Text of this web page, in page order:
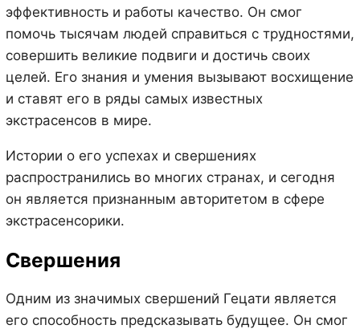
эффективность и работы качество. Он смог
помочь тысячам людей справиться с трудностями,
совершить великие подвиги и достичь своих
целей. Его знания и умения вызывают восхищение
и ставят его в ряды самых известных
экстрасенсов в мире.
Истории о его успехах и свершениях
распространились во многих странах, и сегодня
он является признанным авторитетом в сфере
экстрасенсорики.
Свершения
Одним из значимых свершений Гецати является
его способность предсказывать будущее. Он смог